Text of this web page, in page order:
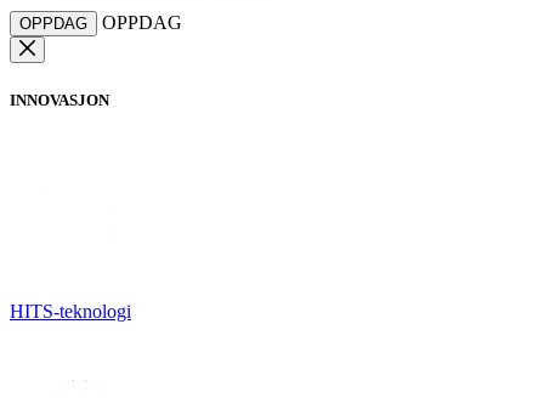
OPPDAG OPPDAG
INNOVASJON
HITS-teknologi